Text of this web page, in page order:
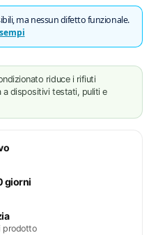
ma nessun difetto funzionale.
riduce i rifiuti
a dispositivi testati, puliti e
giorni
prodotto